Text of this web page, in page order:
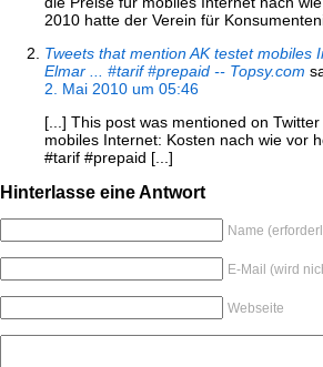
2010 hatte der Verein für
Tweets that mention AK testet mobiles
Elmar ... #tarif #prepaid -- Topsy.com
2. Mai 2010 um 05:46
[...] This post was mentioned on
mobiles Internet: Kosten nach wie vor
#tarif #prepaid [...]
Hinterlasse eine Antwort
Name
E-Mail (wird
Webseite